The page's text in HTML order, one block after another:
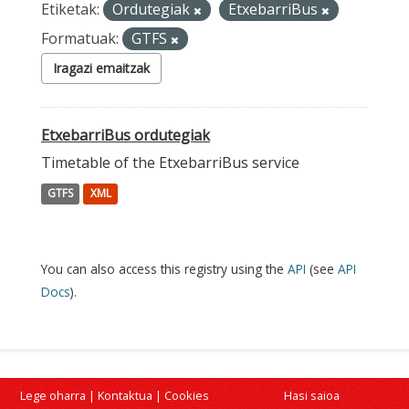
Etiketak: Ordutegiak
EtxebarriBus
Formatuak:
GTFS
Iragazi emaitzak
EtxebarriBus ordutegiak
Timetable of the EtxebarriBus service
GTFS XML
You can also access this registry using the API (see API
Docs).
Lege oharra | Kontaktua | Cookies Hasi saioa